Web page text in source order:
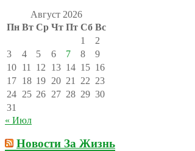
Август 2026
Пн Вт Ср Чт Пт Сб Вс
1
2
3
4 5 6 7 8
9
10 11 12 13 14 15 16
17 18 19 20 21 22 23
24 25 26 27 28 29 30
31
« Июл
Новости За Жизнь